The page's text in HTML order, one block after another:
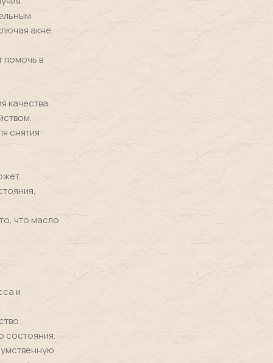
акне,
помочь в
качества
снятия
что масло
и
состояния.